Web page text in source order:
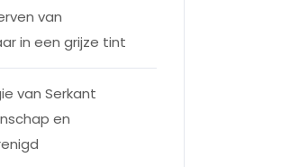
van
in een grijze tint
van Serkant
en